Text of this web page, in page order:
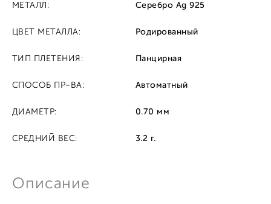
Описание
МЕТАЛЛ: Серебро Ag 925
ЦВЕТ МЕТАЛЛА: Родированный
ТИП ПЛЕТЕНИЯ: Панцирная
СПОСОБ ПР-ВА: Автоматный
ДИАМЕТР: 0.70 мм
СРЕДНИЙ ВЕС: 3.2 г.